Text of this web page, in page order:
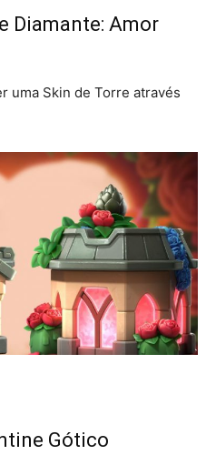
Diamante: Amor
uma Skin de Torre através
Gótico